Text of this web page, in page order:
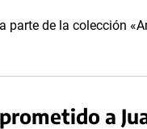
parte de la colección
a